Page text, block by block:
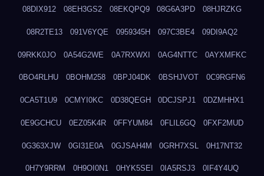
08DIX912 08EH3GS2 08EKQPQ9 08G6A3PD 08HJRZKG
08R2TE13 091V6YQE 0959345H 097C3BE4 09DI9AQ2
09RKK0JO 0A54G2WE 0A7RXWXI 0AG4NTTC 0AYXMFKC
0BO4RLHU 0BOHM258 0BPJ04DK 0BSHJVOT 0C9RGFN6
0CA5T1U9 0CMYI0KC 0D38QEGH 0DCJSPJ1 0DZMHHX1
0E9GCHCU 0EZ05K4R 0FFYUM84 0FLIL6GQ 0FXF2MUD
0G363XJW 0GI31E0A 0GJSAH4M 0GRH7XSL 0H17NT32
0H7Y9RRM 0H9OI0N1 0HYK5SEI 0IA5RSJ3 0IF4Y4UQ